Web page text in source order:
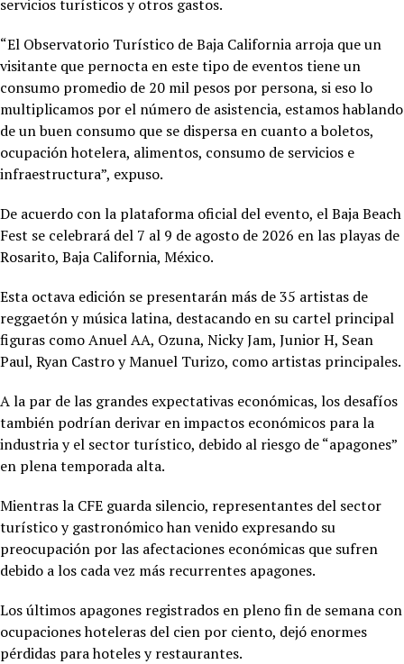
servicios turísticos y otros gastos.
“El Observatorio Turístico de Baja California arroja que un
visitante que pernocta en este tipo de eventos tiene un
consumo promedio de 20 mil pesos por persona, si eso lo
multiplicamos por el número de asistencia, estamos hablando
de un buen consumo que se dispersa en cuanto a boletos,
ocupación hotelera, alimentos, consumo de servicios e
infraestructura”, expuso.
De acuerdo con la plataforma oficial del evento, el Baja Beach
Fest se celebrará del 7 al 9 de agosto de 2026 en las playas de
Rosarito, Baja California, México.
Esta octava edición se presentarán más de 35 artistas de
reggaetón y música latina, destacando en su cartel principal
figuras como Anuel AA, Ozuna, Nicky Jam, Junior H, Sean
Paul, Ryan Castro y Manuel Turizo, como artistas principales.
A la par de las grandes expectativas económicas, los desafíos
también podrían derivar en impactos económicos para la
industria y el sector turístico, debido al riesgo de “apagones”
en plena temporada alta.
Mientras la CFE guarda silencio, representantes del sector
turístico y gastronómico han venido expresando su
preocupación por las afectaciones económicas que sufren
debido a los cada vez más recurrentes apagones.
Los últimos apagones registrados en pleno fin de semana con
ocupaciones hoteleras del cien por ciento, dejó enormes
pérdidas para hoteles y restaurantes.